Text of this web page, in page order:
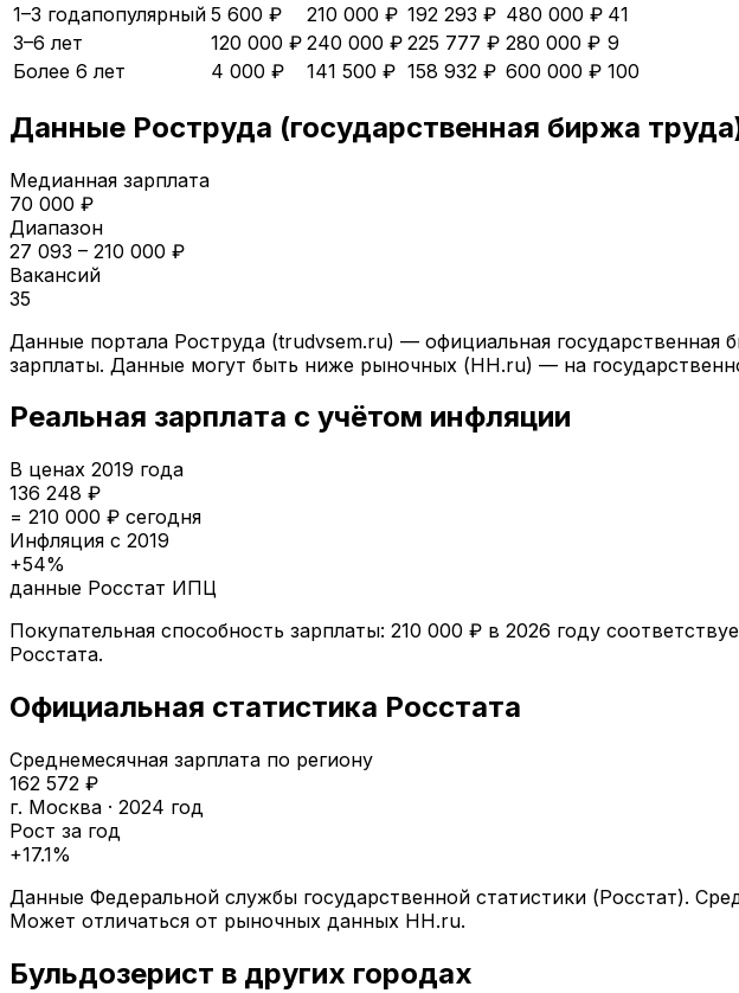
1–3 годапопулярный 5 600 ₽ 210 000 ₽ 192 293 ₽ 480 000 ₽ 41
3–6 лет
120 000 ₽ 240 000 ₽ 225 777 ₽ 280 000 ₽ 9
Более 6 лет
4 000 ₽ 141 500 ₽ 158 932 ₽ 600 000 ₽ 100
Данные Роструда (государственная биржа
Медианная зарплата
70 000 ₽
Диапазон
27 093 – 210 000 ₽
Вакансий
35
Данные портала Роструда (trudvsem.ru) — официальная государственная
зарплаты. Данные могут быть ниже рыночных (HH.ru) — на
Реальная зарплата с учётом инфляции
В ценах 2019 года
136 248 ₽
= 210 000 ₽ сегодня
Инфляция с 2019
+54%
данные Росстат ИПЦ
Покупательная способность зарплаты: 210 000 ₽ в 2026 году
Росстата.
Официальная статистика Росстата
Среднемесячная зарплата по региону
162 572 ₽
г. Москва · 2024 год
Рост за год
+17.1%
Данные Федеральной службы государственной статистики (Росстат).
Может отличаться от рыночных данных HH.ru.
Бульдозерист в других городах